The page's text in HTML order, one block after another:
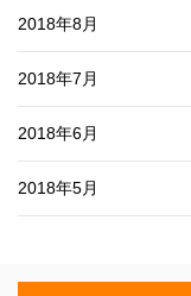
2018年8月
2018年7月
2018年6月
2018年5月